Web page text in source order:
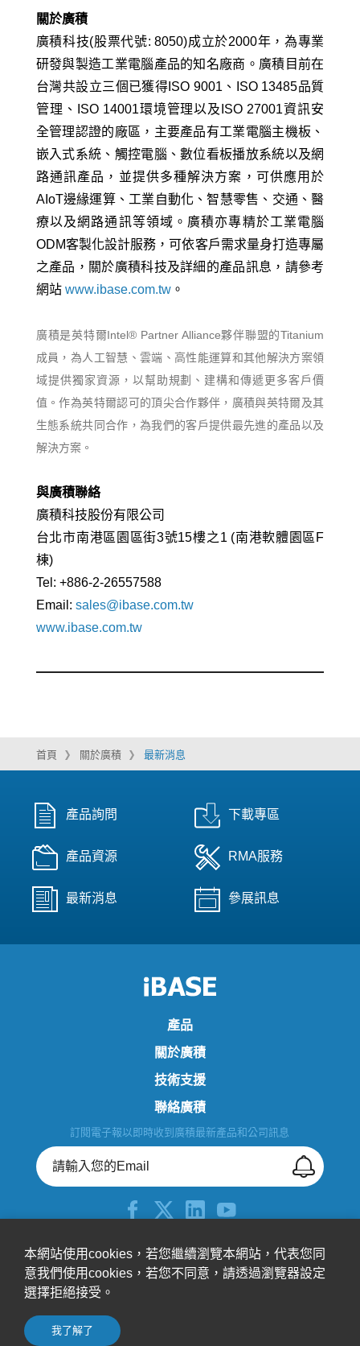
關於廣積
廣積科技(股票代號: 8050)成立於2000年，為專業
研發與製造工業電腦產品的知名廠商。廣積目前在
台灣共設立三個已獲得ISO 9001、ISO 13485品質
管理、ISO 14001環境管理以及ISO 27001資訊安
全管理認證的廠區，主要產品有工業電腦主機板、
嵌入式系統、觸控電腦、數位看板播放系統以及網
路通訊產品，並提供多種解決方案，可供應用於
AIoT邊緣運算、工業自動化、智慧零售、交通、醫
療以及網路通訊等領域。廣積亦專精於工業電腦
ODM客製化設計服務，可依客戶需求量身打造專屬
之產品，關於廣積科技及詳細的產品訊息，請參考
網站 www.ibase.com.tw。
廣積是英特爾Intel® Partner Alliance夥伴聯盟的Titanium
成員，為人工智慧、雲端、高性能運算和其他解決方案領
域提供獨家資源，以幫助規劃、建構和傳遞更多客戶價
值。作為英特爾認可的頂尖合作夥伴，廣積與英特爾及其
生態系統共同合作，為我們的客戶提供最先進的產品以及
解決方案。
與廣積聯絡
廣積科技股份有限公司
台北市南港區園區街3號15樓之1 (南港軟體園區F
棟)
Tel: +886-2-26557588
Email: sales@ibase.com.tw
www.ibase.com.tw
首頁 關於廣積 最新消息
產品詢問 下載專區
產品資源 RMA服務
最新消息 參展訊息
產品
關於廣積
技術支援
聯絡廣積
訂閱電子報以即時收到廣積最新產品和公司訊息
+886-2-26557588
sales@ibase.com.tw
© 廣積科技股份有限公司 All Rights Reserved.
本網站使用cookies，若您繼續瀏覽本網站，代表您同
意我們使用cookies，若您不同意，請透過瀏覽器設定
選擇拒絕接受。
我了解了